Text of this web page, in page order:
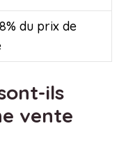
du prix de
ils
vente